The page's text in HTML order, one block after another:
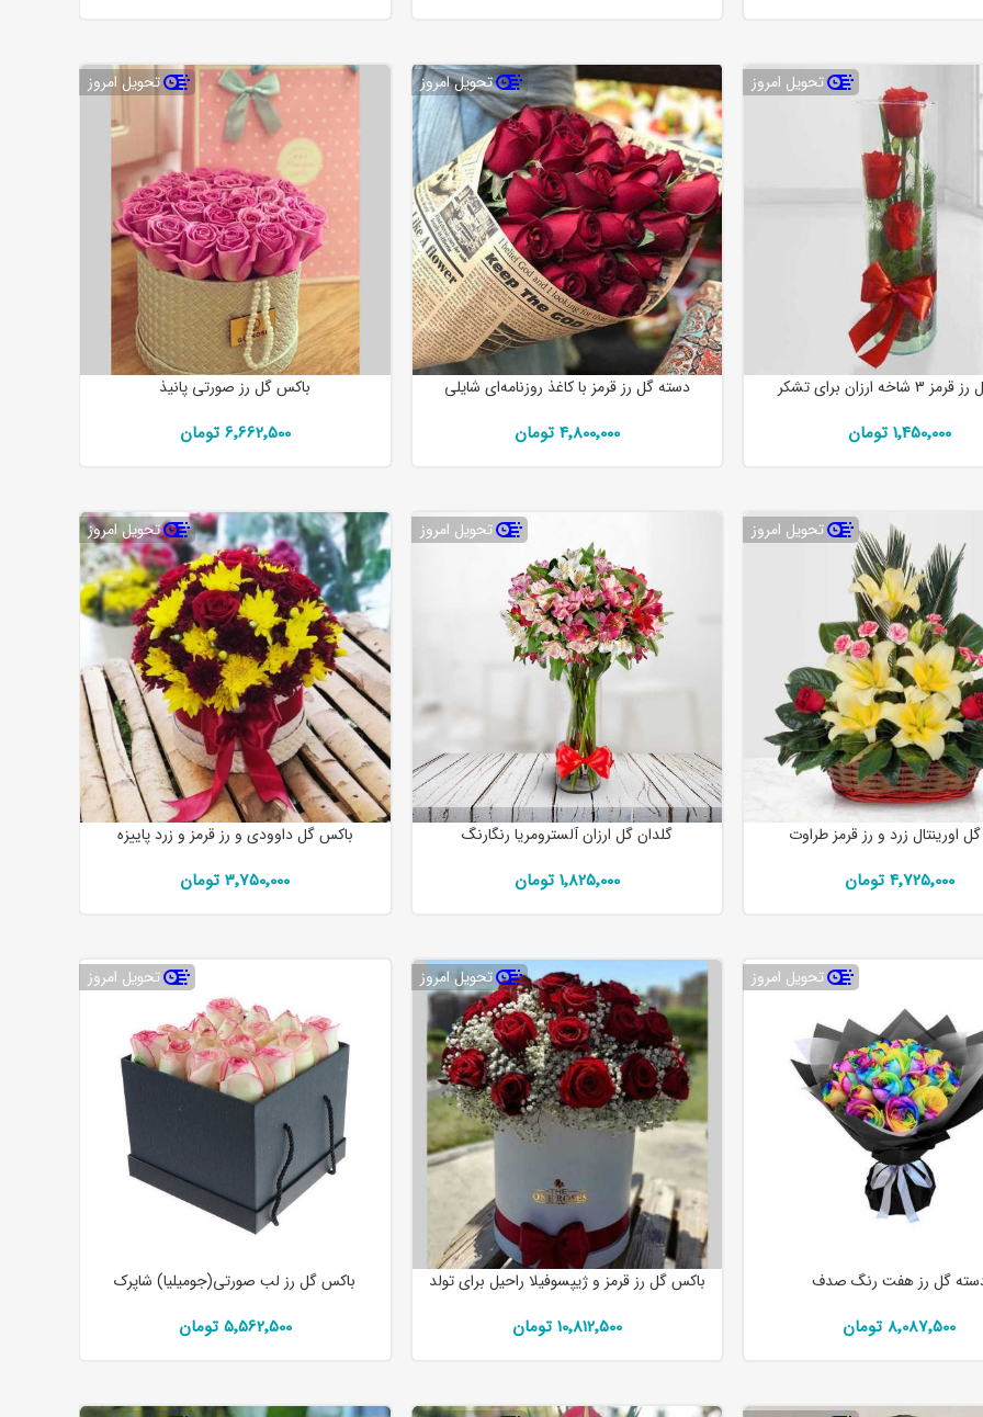
تحویل امروز
ارزان برای تشکر
1٬450٬000 تومان
تحویل امروز
دسته گل رز قرمز با کاغذ روزنامه‌ای شایلی
4٬800٬000 تومان
تحویل امروز
باکس گل رز صورتی پانیذ
6٬662٬500 تومان
تحویل امروز
اورینتال زرد و رز قرمز طراوت
4٬725٬000 تومان
تحویل امروز
گلدان گل ارزان آلسترومریا رنگارنگ
1٬825٬000 تومان
تحویل امروز
باکس گل داوودی و رز قرمز و زرد پاییزه
3٬750٬000 تومان
تحویل امروز
گل رز هفت رنگ صدف
8٬087٬500 تومان
تحویل امروز
باکس گل رز قرمز و ژیپسوفیلا راحیل برای تولد
10٬812٬500 تومان
تحویل امروز
باکس گل رز لب صورتی(جومیلیا) شاپرک
5٬562٬500 تومان